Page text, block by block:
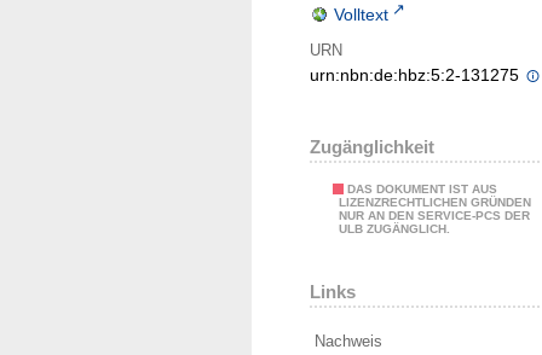
Volltext
URN
urn:nbn:de:hbz:5:2-131275
Zugänglichkeit
DAS DOKUMENT IST AUS
LIZENZRECHTLICHEN GRÜNDEN
NUR AN DEN SERVICE-PCS DER
ULB ZUGÄNGLICH.
Links
Nachweis